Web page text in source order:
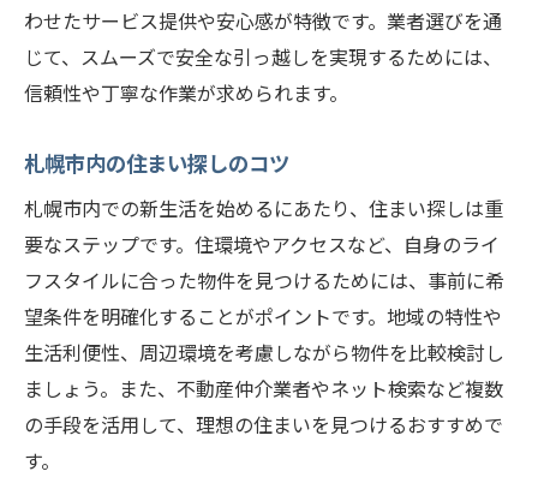
引っ越し業者選びのポイント
プロに任せるメリットとデメリット
引っ越しプランの選び方
引っ越し保険の重要性
引っ越し後のサポートサービス
引っ越し当日をスムーズに進めるためのポイン
ト
当日のタイムスケジュールの作成
緊急連絡先の確認と共有
荷物の搬出と搬入の順序
わせたサービス提供や安心感が特徴です。業者選びを通
じて、スムーズで安全な引っ越しを実現するためには、
信頼性や丁寧な作業が求められます。
札幌市内の住まい探しのコツ
札幌市内での新生活を始めるにあたり、住まい探しは重
要なステップです。住環境やアクセスなど、自身のライ
フスタイルに合った物件を見つけるためには、事前に希
望条件を明確化することがポイントです。地域の特性や
生活利便性、周辺環境を考慮しながら物件を比較検討し
ましょう。また、不動産仲介業者やネット検索など複数
の手段を活用して、理想の住まいを見つけるおすすめで
す。